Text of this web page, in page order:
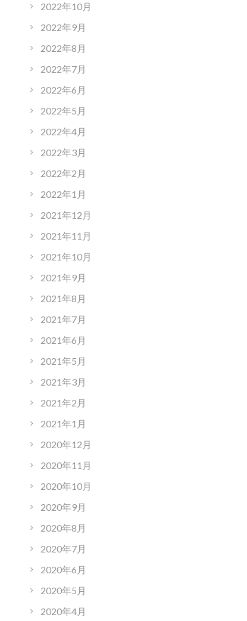
2022年10月
2022年9月
2022年8月
2022年7月
2022年6月
2022年5月
2022年4月
2022年3月
2022年2月
2022年1月
2021年12月
2021年11月
2021年10月
2021年9月
2021年8月
2021年7月
2021年6月
2021年5月
2021年3月
2021年2月
2021年1月
2020年12月
2020年11月
2020年10月
2020年9月
2020年8月
2020年7月
2020年6月
2020年5月
2020年4月